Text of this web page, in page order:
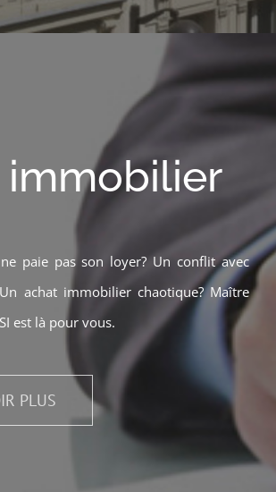
immobilier
paie pas son loyer? Un conflit avec
achat immobilier chaotique? Maître
est là pour vous.
PLUS